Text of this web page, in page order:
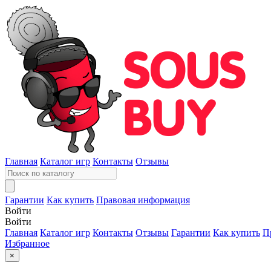
Главная Каталог игр Контакты Отзывы
Гарантии Как купить Правовая информация
Войти
Войти
Главная Каталог игр Контакты Отзывы Гарантии Как купить
Избранное
×